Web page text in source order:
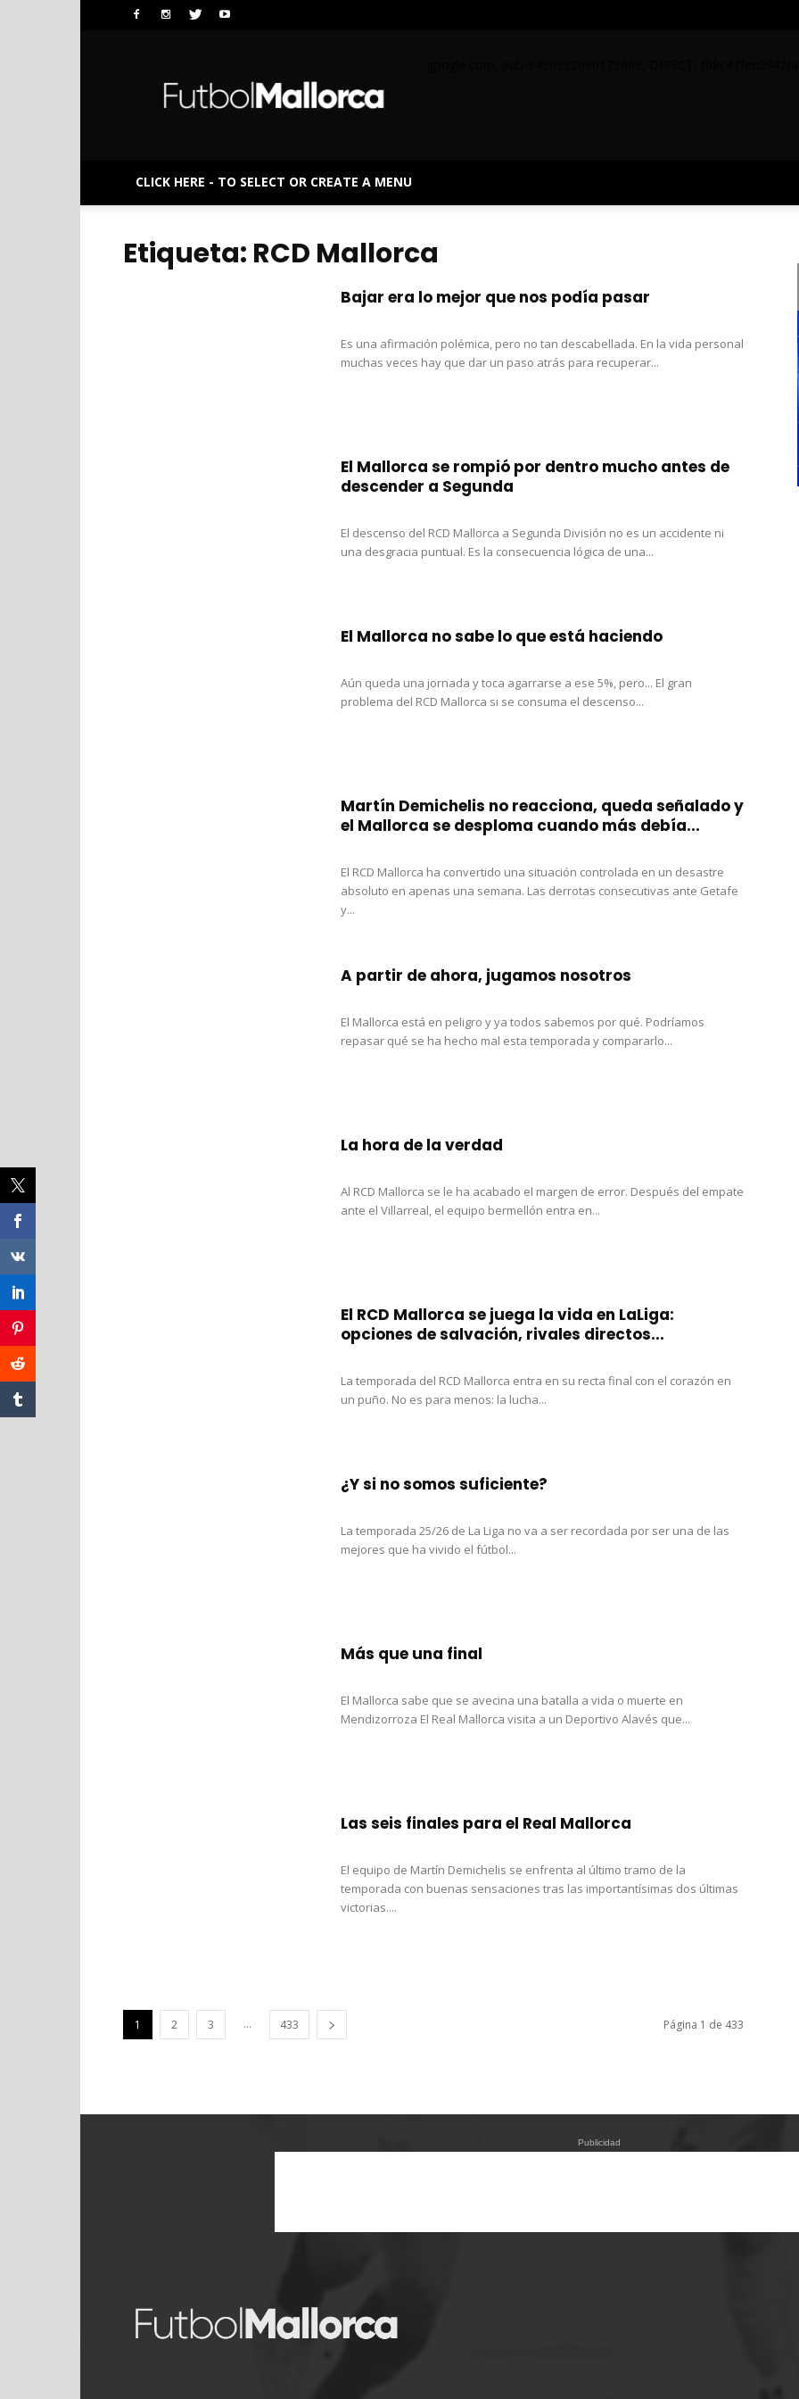
CLICK HERE - TO SELECT OR CREATE A MENU
Etiqueta: RCD Mallorca
Bajar era lo mejor que nos podía pasar
Es una afirmación polémica, pero no tan descabellada. En la vida personal
muchas veces hay que dar un paso atrás para recuperar...
El Mallorca se rompió por dentro mucho antes de
descender a Segunda
El descenso del RCD Mallorca a Segunda División no es un accidente ni
una desgracia puntual. Es la consecuencia lógica de una...
El Mallorca no sabe lo que está haciendo
Aún queda una jornada y toca agarrarse a ese 5%, pero... El gran
problema del RCD Mallorca si se consuma el descenso...
Martín Demichelis no reacciona, queda señalado y
el Mallorca se desploma cuando más debía...
El RCD Mallorca ha convertido una situación controlada en un desastre
absoluto en apenas una semana. Las derrotas consecutivas ante Getafe
y...
A partir de ahora, jugamos nosotros
El Mallorca está en peligro y ya todos sabemos por qué. Podríamos
repasar qué se ha hecho mal esta temporada y compararlo...
La hora de la verdad
Al RCD Mallorca se le ha acabado el margen de error. Después del empate
ante el Villarreal, el equipo bermellón entra en...
El RCD Mallorca se juega la vida en LaLiga:
opciones de salvación, rivales directos...
La temporada del RCD Mallorca entra en su recta final con el corazón en
un puño. No es para menos: la lucha...
¿Y si no somos suficiente?
La temporada 25/26 de La Liga no va a ser recordada por ser una de las
mejores que ha vivido el fútbol...
Más que una final
El Mallorca sabe que se avecina una batalla a vida o muerte en
Mendizorroza El Real Mallorca visita a un Deportivo Alavés que...
Las seis finales para el Real Mallorca
El equipo de Martín Demichelis se enfrenta al último tramo de la
temporada con buenas sensaciones tras las importantísimas dos últimas
victorias....
1 2 3 ... 433 Página 1 de 433
Publicidad